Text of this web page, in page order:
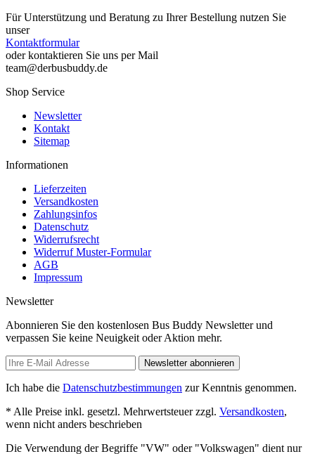
Für Unterstützung und Beratung zu Ihrer Bestellung nutzen Sie
unser
Kontaktformular
oder kontaktieren Sie uns per Mail
team@derbusbuddy.de
Shop Service
Newsletter
Kontakt
Sitemap
Informationen
Lieferzeiten
Versandkosten
Zahlungsinfos
Datenschutz
Widerrufsrecht
Widerruf Muster-Formular
AGB
Impressum
Newsletter
Abonnieren Sie den kostenlosen Bus Buddy Newsletter und
verpassen Sie keine Neuigkeit oder Aktion mehr.
Newsletter abonnieren
Ich habe die Datenschutzbestimmungen zur Kenntnis genommen.
* Alle Preise inkl. gesetzl. Mehrwertsteuer zzgl. Versandkosten,
wenn nicht anders beschrieben
Die Verwendung der Begriffe "VW" oder "Volkswagen" dient nur